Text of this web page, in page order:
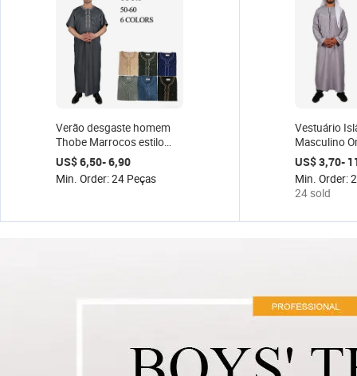
Verão desgaste homem
Thobe Marrocos estilo
manga curta Design
muçulmano Jalabiya
tamanho 50-60
US$ 6,50- 6,90
Min. Order: 24 Peças
Vestuário
Masculino
Manga
US$ 3,70-
Min. Order:
24 sold